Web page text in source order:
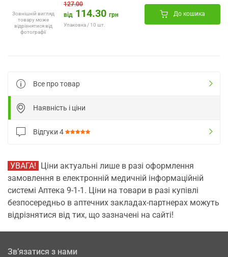
Зовнішній вигляд
товару може
відрізнятися від
фотографії
127.00
від 114.30 грн
Упаковка / 10 шт.
До кошика
Все про товар
Наявність і ціни
Відгуки 4
УВАГА! Ціни актуальні лише в разі оформлення
замовлення в електронній медичній інформаційній
системі Аптека 9-1-1. Ціни на товари в разі купівлі
безпосередньо в аптечних закладах-партнерах можуть
відрізнятися від тих, що зазначені на сайті!
Зв’язатися з нами